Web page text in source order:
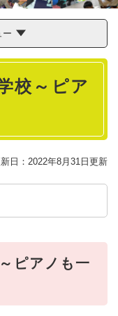
ー
校～ピア
日：2022年8月31日更新
ピアノも一